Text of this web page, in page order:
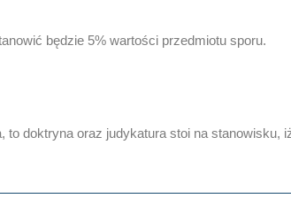
będzie 5% wartości przedmiotu sporu.
doktryna oraz judykatura stoi na stanowisku,